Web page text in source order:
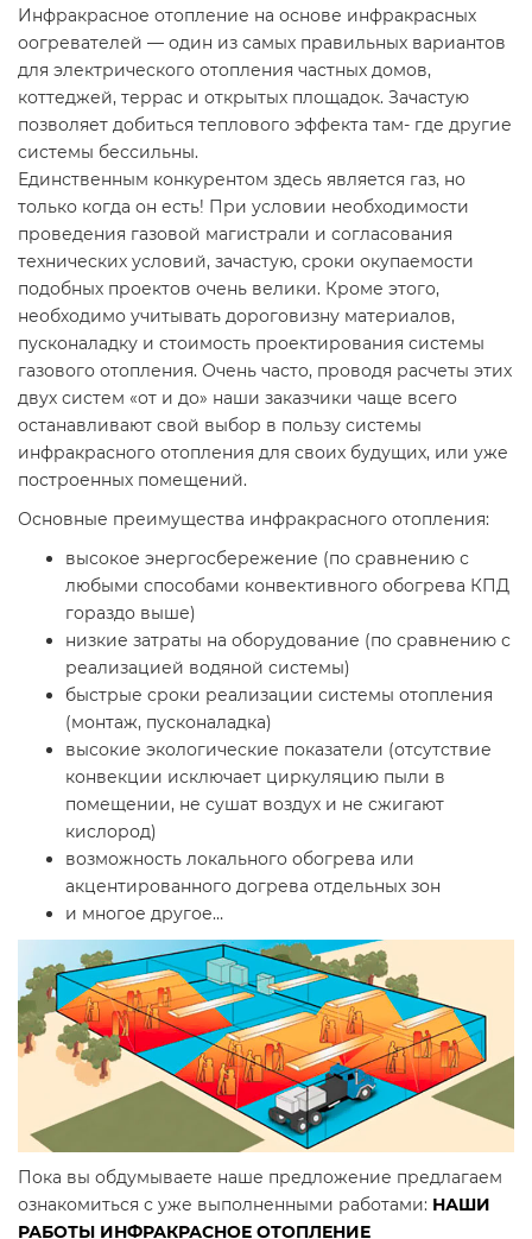
Инфракрасное отопление на основе инфракрасных
оогревателей — один из самых правильных вариантов
для электрического отопления частных домов,
коттеджей, террас и открытых площадок. Зачастую
позволяет добиться теплового эффекта там- где другие
системы бессильны.
Единственным конкурентом здесь является газ, но
только когда он есть! При условии необходимости
проведения газовой магистрали и согласования
технических условий, зачастую, сроки окупаемости
подобных проектов очень велики. Кроме этого,
необходимо учитывать дороговизну материалов,
пусконаладку и стоимость проектирования системы
газового отопления. Очень часто, проводя расчеты этих
двух систем «от и до» наши заказчики чаще всего
останавливают свой выбор в пользу системы
инфракрасного отопления для своих будущих, или уже
построенных помещений.
Основные преимущества инфракрасного отопления:
высокое энергосбережение (по сравнению с
любыми способами конвективного обогрева КПД
гораздо выше)
низкие затраты на оборудование (по сравнению с
реализацией водяной системы)
быстрые сроки реализации системы отопления
(монтаж, пусконаладка)
высокие экологические показатели (отсутствие
конвекции исключает циркуляцию пыли в
помещении, не сушат воздух и не сжигают
кислород)
возможность локального обогрева или
акцентированного догрева отдельных зон
и многое другое…
Пока вы обдумываете наше предложение предлагаем
ознакомиться с уже выполненными работами: НАШИ
РАБОТЫ ИНФРАКРАСНОЕ ОТОПЛЕНИЕ